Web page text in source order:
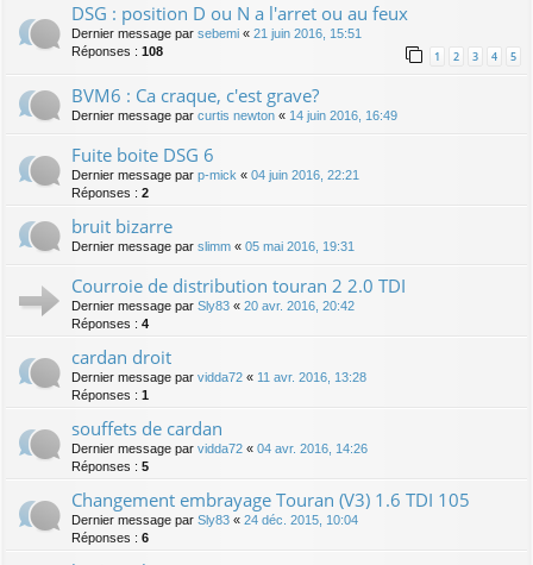
DSG : position D ou N a l'arret ou au feux
Dernier message par sebemi « 21 juin 2016, 15:51
Réponses : 108 1 2 3 4 5
BVM6 : Ca craque, c'est grave?
Dernier message par curtis newton « 14 juin 2016, 16:49
Fuite boite DSG 6
Dernier message par p-mick « 04 juin 2016, 22:21
Réponses : 2
bruit bizarre
Dernier message par slimm « 05 mai 2016, 19:31
Courroie de distribution touran 2 2.0 TDI
Dernier message par Sly83 « 20 avr. 2016, 20:42
Réponses : 4
cardan droit
Dernier message par vidda72 « 11 avr. 2016, 13:28
Réponses : 1
souffets de cardan
Dernier message par vidda72 « 04 avr. 2016, 14:26
Réponses : 5
Changement embrayage Touran (V3) 1.6 TDI 105
Dernier message par Sly83 « 24 déc. 2015, 10:04
Réponses : 6